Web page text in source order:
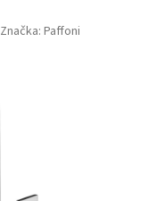
Značka: Paffoni